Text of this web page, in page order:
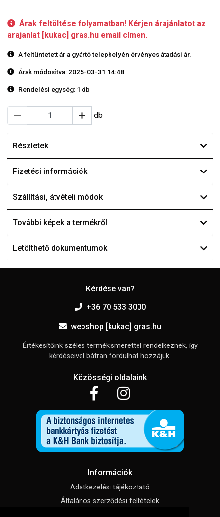
Árak feltöltése folyamatban! Kérjen árajánlatot az
arajanlat [kukac] gras.hu email címen.
A feltüntetett ár a gyártó telephelyén érvényes átadási ár.
Árak módosítva: 2025-03-31 14:48
Rendelési egység: 1 db
db
Részletek
Fizetési információk
Szállítási, átvételi módok
További képek a termékről
Letölthető dokumentumok
Kérdése van?
+36 70 533 3000
webshop [kukac] gras.hu
Értékesítőink széles termékismerettel rendelkeznek, így
kérdéseivel bátran fordulhat hozzájuk.
Közösségi oldalaink
Információk
Adatkezelési tájékoztató
Általános szerződési feltételek